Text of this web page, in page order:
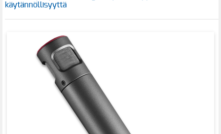
käytännöllisyyttä